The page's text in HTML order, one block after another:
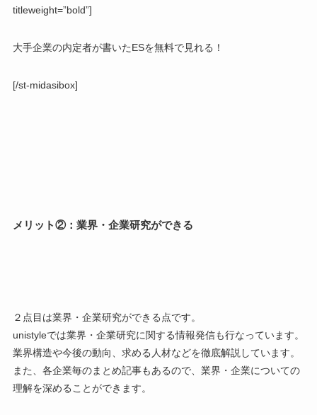
titleweight=”bold”]
大手企業の内定者が書いたESを無料で見れる！
[/st-midasibox]
メリット②：業界・企業研究ができる
２点目は業界・企業研究ができる 点です。
unistyleでは業界・企業研究に関する情報発信も行なっています。
業界構造や今後の動向、求める人材などを徹底解説しています。
また、各企業毎のまとめ記事もあるので、業界・企業についての
理解を深めることができます。